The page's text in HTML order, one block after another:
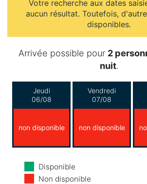
Votre recherche aux dates
aucun résultat. Toutefois,
disponibles.
Arrivée possible pour 2
nuit.
Jeudi
06/08
non disponible
Vendredi
07/08
non disponible
Dimanche
09/08
Disponible
Non disponible